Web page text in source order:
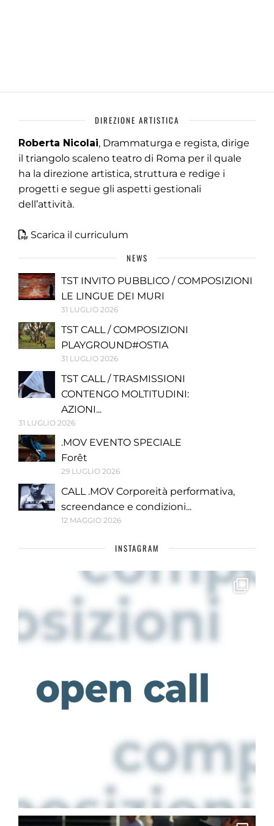
DIREZIONE ARTISTICA
Roberta Nicolai, Drammaturga e regista, dirige
il triangolo scaleno teatro di Roma per il quale
ha la direzione artistica, struttura e redige i
progetti e segue gli aspetti gestionali
dell’attività.
Scarica il curriculum
NEWS
TST INVITO PUBBLICO / COMPOSIZIONI
LE LINGUE DEI MURI
31 LUGLIO 2026
TST CALL / COMPOSIZIONI
PLAYGROUND#OSTIA
31 LUGLIO 2026
TST CALL / TRASMISSIONI
CONTENGO MOLTITUDINI:
AZIONI...
31 LUGLIO 2026
.MOV EVENTO SPECIALE
Forêt
29 LUGLIO 2026
CALL .MOV Corporeità performativa,
screendance e condizioni...
12 MAGGIO 2026
INSTAGRAM